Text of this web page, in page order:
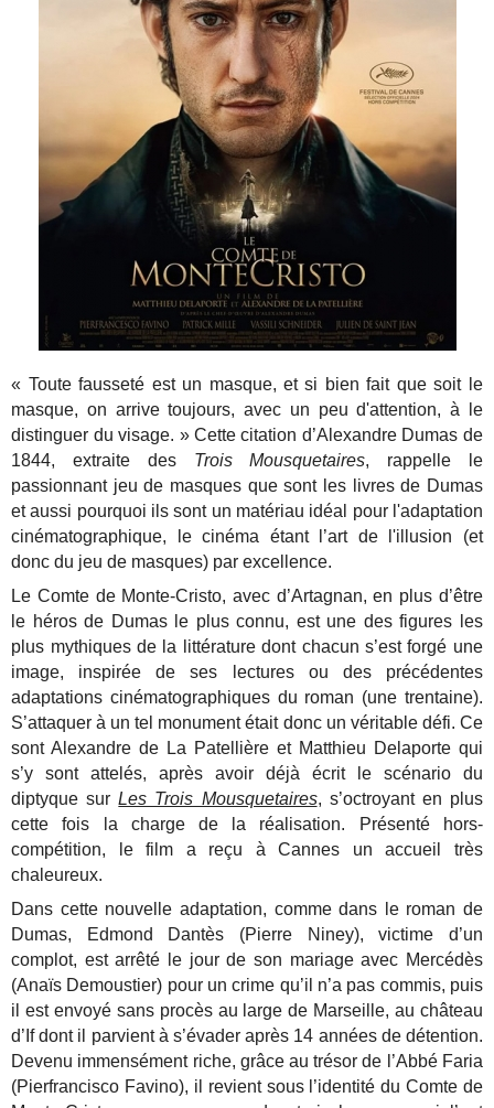
« Toute fausseté est un masque, et si bien fait que soit le
masque, on arrive toujours, avec un peu d'attention, à le
distinguer du visage. » Cette citation d’Alexandre Dumas de
1844, extraite des Trois Mousquetaires, rappelle le
passionnant jeu de masques que sont les livres de Dumas
et aussi pourquoi ils sont un matériau idéal pour l'adaptation
cinématographique, le cinéma étant l’art de l'illusion (et
donc du jeu de masques) par excellence.
Le Comte de Monte-Cristo, avec d’Artagnan, en plus d’être
le héros de Dumas le plus connu, est une des figures les
plus mythiques de la littérature dont chacun s’est forgé une
image, inspirée de ses lectures ou des précédentes
adaptations cinématographiques du roman (une trentaine).
S’attaquer à un tel monument était donc un véritable défi. Ce
sont Alexandre de La Patellière et Matthieu Delaporte qui
s’y sont attelés, après avoir déjà écrit le scénario du
diptyque surLes Trois Mousquetaires, s’octroyant en plus
cette fois la charge de la réalisation. Présenté hors-
compétition, le film a reçu à Cannes un accueil très
chaleureux.
Dans cette nouvelle adaptation, comme dans le roman de
Dumas, Edmond Dantès (Pierre Niney), victime d’un
complot, est arrêté le jour de son mariage avec Mercédès
(Anaïs Demoustier) pour un crime qu’il n’a pas commis, puis
il est envoyé sans procès au large de Marseille, au château
d’If dont il parvient à s’évader après 14 années de détention.
Devenu immensément riche, grâce au trésor de l’Abbé Faria
(Pierfrancisco Favino), il revient sous l’identité du Comte de